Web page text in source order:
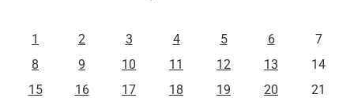
1
2 3 4 5 6
7
8
9 10 11 12 13
14
15
16 17 18 19 20
21